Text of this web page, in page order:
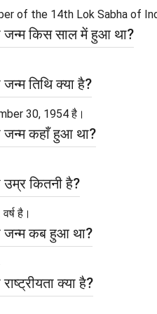
of the 14th Lok Sabha of
किस साल में हुआ था?
तिथि क्या है?
30, 1954 है।
कहाँ हुआ था?
कितनी है?
है।
कब हुआ था?
क्या है?